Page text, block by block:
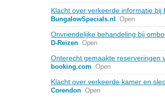
Klacht over verkeerde informatie bij
BungalowSpecials.nl Open
Onvriendelijke behandeling bij
D-Reizen Open
Onterecht gemaakte reserveringen
booking.com Open
Klacht over verkeerde kamer en
Corendon Open